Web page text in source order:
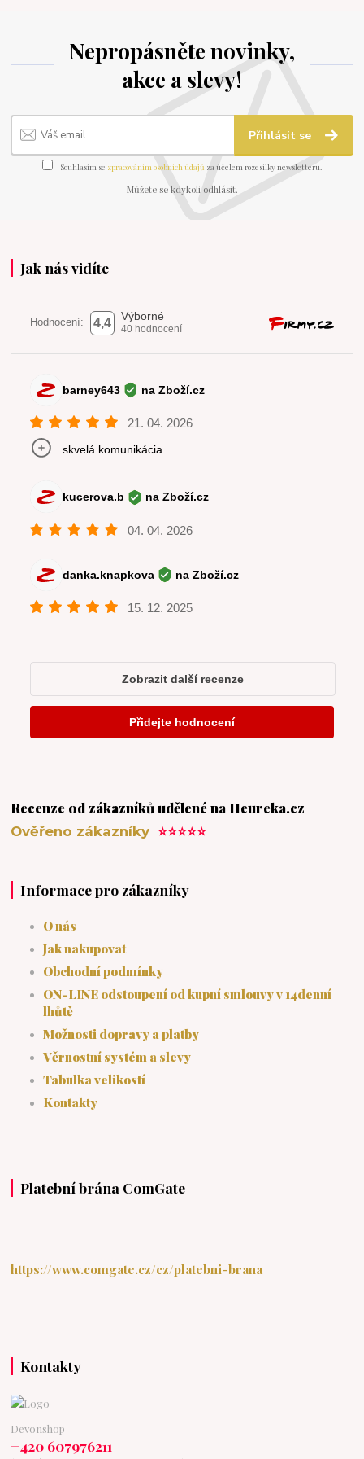
Nepropásněte novinky,
akce a slevy!
Přihlásit se
Souhlasím se zpracováním osobních údajů za účelem rozesílky newsletteru.
Můžete se kdykoli odhlásit.
Jak nás vidíte
Recenze od zákazníků udělené na Heureka.cz
Ověřeno zákazníky⭐⭐⭐⭐⭐
Informace pro zákazníky
O nás
Jak nakupovat
Obchodní podmínky
ON-LINE odstoupení od kupní smlouvy v 14denní
lhůtě
Možnosti dopravy a platby
Věrnostní systém a slevy
Tabulka velikostí
Kontakty
Platební brána ComGate
https://www.comgate.cz/cz/platebni-brana
Kontakty
Devonshop
+420 607976211